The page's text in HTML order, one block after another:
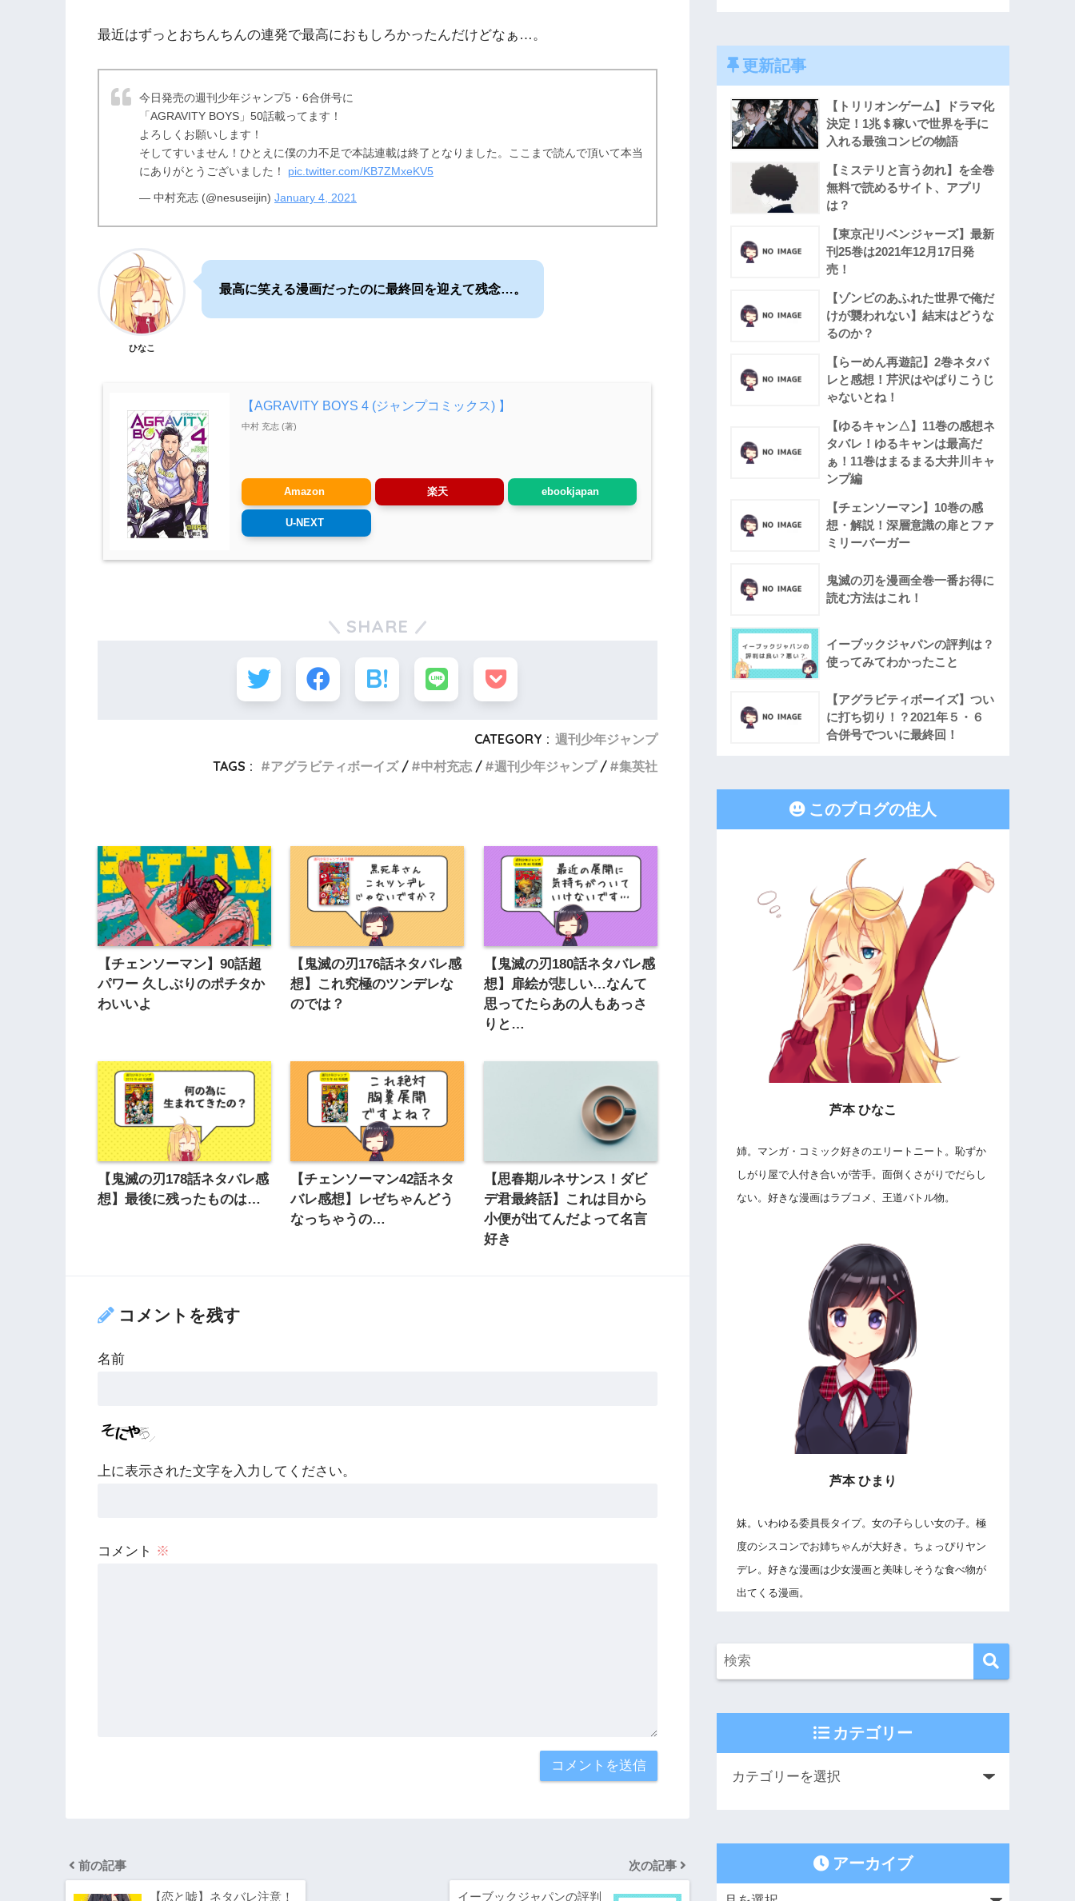
最近はずっとおちんちんの連発で最高におもしろかったんだけどなぁ…。
今日発売の週刊少年ジャンプ5・6合併号に
「AGRAVITY BOYS」50話載ってます！
よろしくお願いします！
そしてすいません！ひとえに僕の力不足で本誌連載は終了となりました。ここまで読んで頂いて本当
にありがとうございました！ pic.twitter.com/KB7ZMxeKV5
— 中村充志 (@nesuseijin) January 4, 2021
ひなこ
最高に笑える漫画だったのに最終回を迎えて残念…。
【AGRAVITY BOYS 4 (ジャンプコミックス) 】
中村 充志 (著)
Amazon 楽天 ebookjapan
U-NEXT
SHARE
CATEGORY : 週刊少年ジャンプ
TAGS :
アグラビティボーイズ 中村充志 週刊少年ジャンプ 集英社
【チェンソーマン】90話超
パワー 久しぶりのポチタか
わいいよ
【鬼滅の刃176話ネタバレ感
想】これ究極のツンデレな
のでは？
【鬼滅の刃180話ネタバレ感
想】扉絵が悲しい…なんて
思ってたらあの人もあっさ
りと…
【鬼滅の刃178話ネタバレ感
想】最後に残ったものは…
【チェンソーマン42話ネタ
バレ感想】レゼちゃんどう
なっちゃうの…
【思春期ルネサンス！ダビ
デ君最終話】これは目から
小便が出てんだよって名言
好き
コメントを残す
名前
上に表示された文字を入力してください。
コメント ※
前の記事
【恋と嘘】ネタバレ注意！
次の記事
イーブックジャパンの評判
更新記事
【トリリオンゲーム】ドラマ化
決定！1兆＄稼いで世界を手に
入れる最強コンビの物語
【ミステリと言う勿れ】を全巻
無料で読めるサイト、アプリ
は？
【東京卍リベンジャーズ】最新
刊25巻は2021年12月17日発
売！
【ゾンビのあふれた世界で俺だ
けが襲われない】結末はどうな
るのか？
【らーめん再遊記】2巻ネタバ
レと感想！芹沢はやぱりこうじ
ゃないとね！
【ゆるキャン△】11巻の感想ネ
タバレ！ゆるキャンは最高だ
ぁ！11巻はまるまる大井川キャ
ンプ編
【チェンソーマン】10巻の感
想・解説！深層意識の扉とファ
ミリーバーガー
鬼滅の刃を漫画全巻一番お得に
読む方法はこれ！
イーブックジャパンの評判は？
使ってみてわかったこと
【アグラビティボーイズ】つい
に打ち切り！？2021年５・６
合併号でついに最終回！
このブログの住人
芦本 ひなこ
姉。マンガ・コミック好きのエリートニート。恥ずか
しがり屋で人付き合いが苦手。面倒くさがりでだらし
ない。好きな漫画はラブコメ、王道バトル物。
芦本 ひまり
妹。いわゆる委員長タイプ。女の子らしい女の子。極
度のシスコンでお姉ちゃんが大好き。ちょっぴりヤン
デレ。好きな漫画は少女漫画と美味しそうな食べ物が
出てくる漫画。
カテゴリー
アーカイブ